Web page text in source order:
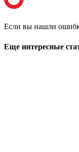
Если вы нашли
Еще интересные